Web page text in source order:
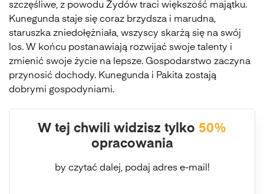
szczęśliwe, z powodu Żydów traci większość majątku.
Kunegunda staje się coraz brzydsza i marudna,
staruszka zniedołężniała, wszyscy skarżą się na swój
los. W końcu postanawiają rozwijać swoje talenty i
zmienić swoje życie na lepsze. Gospodarstwo zaczyna
przynosić dochody. Kunegunda i Pakita zostają
dobrymi gospodyniami.
W tej chwili widzisz tylko 50%
opracowania
by czytać dalej, podaj adres e-mail!